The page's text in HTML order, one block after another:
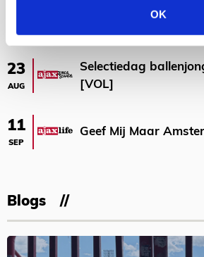
OK
23
AUG
Selectiedag
[VOL]
11
SEP
Geef Mij Maar
Blogs